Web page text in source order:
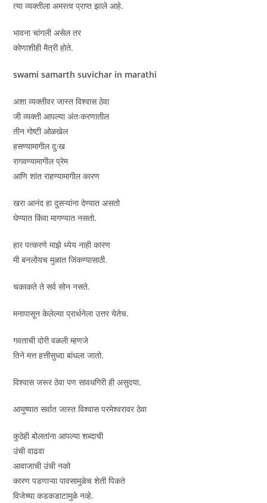
त्या व्यक्तीला अमरत्व प्राप्त झाले आहे.
भावना चांगली असेल तर
कोणाशीही मैत्री होते.
swami samarth suvichar in marathi
अशा व्यक्तीवर जास्त विश्वास ठेवा
जी व्यक्ती आपल्या अंतःकरणातील
तीन गोष्टी ओळखेल
हसण्यामागील दुःख
रागवण्यामागील प्रेम
आणि शांत राहण्यामागील कारण
खरा आनंद हा दुसऱ्यांना देण्यात असतो
घेण्यात किंवा मागण्यात नसतो.
हार पत्करणे माझे ध्येय नाही कारण
मी बनलोयच मुळात जिंकण्यासाठी.
चकाकते ते सर्व सोन नसते.
मनापासून केलेल्या प्रार्थनेला उत्तर येतेच.
गवताची दोरी वळली म्हणजे
तिने मत्त हत्तीसुध्दा बांधला जातो.
विश्वास जरूर ठेवा पण सावधगिरी ही असुदया.
आयुष्यात सर्वात जास्त विश्वास परमेश्वरावर ठेवा
कुठेही बोलतांना आपल्या शब्दाची
उंची वाढवा
आवाजाची उंची नको
कारण पडणाऱ्या पावसामुळेच शेती पिकते
विजेच्या कडकडाटामुळे नव्हे.